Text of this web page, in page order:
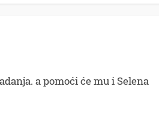
a pomoći će mu i Selena